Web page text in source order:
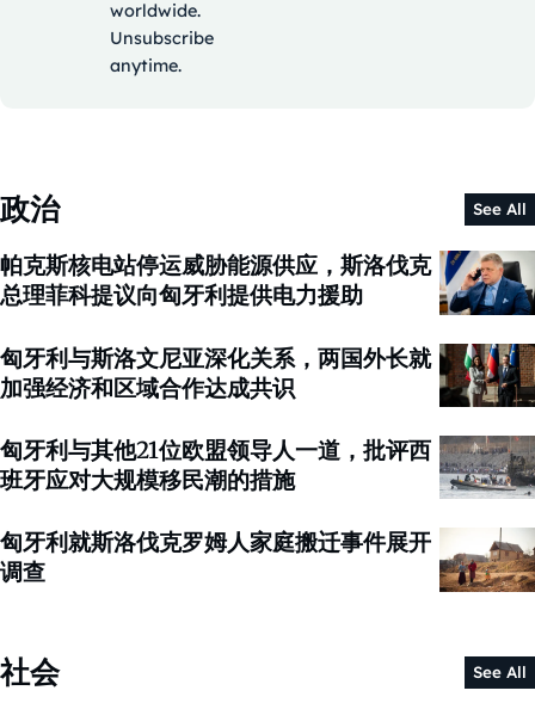
worldwide.
Unsubscribe
anytime.
政治 See All
帕克斯核电站停运威胁能源供应，斯洛伐克
总理菲科提议向匈牙利提供电力援助
匈牙利与斯洛文尼亚深化关系，两国外长就
加强经济和区域合作达成共识
匈牙利与其他21位欧盟领导人一道，批评西
班牙应对大规模移民潮的措施
匈牙利就斯洛伐克罗姆人家庭搬迁事件展开
调查
社会 See All